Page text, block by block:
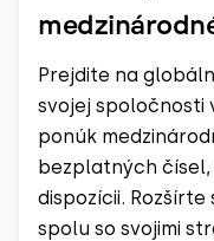
Prejdite na
svojej spoločnosti
ponúk
bezplatných
dispozícii.
spolu so svojimi